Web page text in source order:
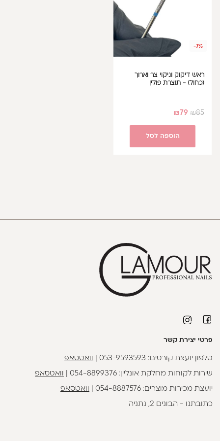
-7%
ראש דיקוק וניקוי צר וארוך
(כחול) - תוצרת פולין
₪85
₪79
הוספה לסל
פרטי יצירת קשר
טלפון יועצת קורסים: 053-9593593 וואטסאפ
שירות לקוחות מחלקת אונליין:054-8899376 וואטסאפ
יועצת מכירות מוצרים:054-8887576 וואטסאפ
כתובתנו - הבונים 2, נתניה